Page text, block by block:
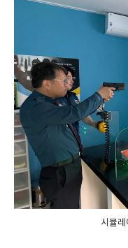
시뮬